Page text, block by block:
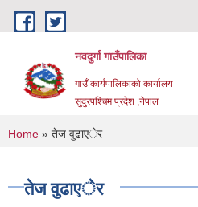
Skip to main content
नवदुर्गा गाउँपालिका
गाउँ कार्यपालिकाको कार्यालय
सुदुरपश्चिम प्रदेश ,नेपाल
You are here
Home » तेज वुढाएेर
तेज वुढाएेर